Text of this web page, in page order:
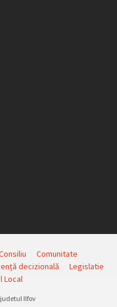
Comunitate
decizională
Legislatie
Local
Ilfov